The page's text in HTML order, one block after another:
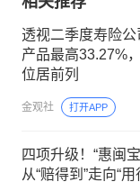
透视二季度寿险
产品最高33.27%
位居前列
金观社 打开APP
四项升级！“惠闽
从“赔得到”走向“用